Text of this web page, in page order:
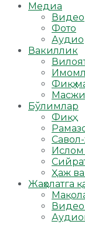
Медиа
Видео
Фото
Аудио
Вакиллик
Фиқҳ
Бўлимлар
Фиқҳ
Ҳаж
Жаҳолатга